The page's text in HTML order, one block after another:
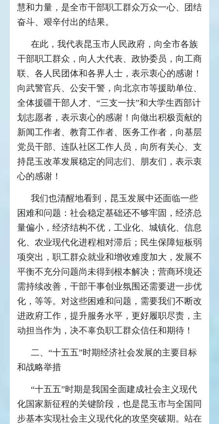
慧和力量，是全市干部职工群众万众一心、团结
奋斗、艰辛付出的结果。
在此，我代表昆玉市人民政府，向全市各族
干部职工群众，向人大代表、政协委员，向工商
联、各人民团体和各界人士，表示衷心的感谢！
向武警官兵、公安干警，向北京市等援助单位、
全体援疆干部人才、“三支一扶”和大学生西部计
划志愿者，表示衷心的感谢！向做出积极贡献的
新闻工作者、教育工作者、医务工作者，向基层
党员干部、连队社区工作人员，向所有关心、支
持昆玉改革发展稳定的同志们、朋友们，表示衷
心的感谢！
我们也清醒地看到，昆玉发展中还面临一些
困难和问题：社会稳定基础还不够牢固，经济总
量偏小，经济结构不优，工业化、城镇化、信息
化、农业现代化进程相对滞后；民生保障短板弱
项突出，职工群众就业和增收难度加大，发展不
平衡不充分问题尚未得到根本解决；营商环境还
需持续改善，干部干事创业氛围还需要进一步优
化，等等。对这些困难和问题，需要我们不断改
进政府工作，提升服务水平，更好履职尽责，主
动担当作为，决不辜负职工群众信任和期待！
二、“十五五”时期经济社会发展的主要目标
和战略举措
“十五五”时期是我国全面建成社会主义现代
化国家新征程的关键阶段，也是昆玉市与全国同
步基本实现社会主义现代化的攻坚突破期。站在